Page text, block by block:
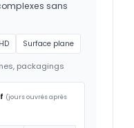
sans
Surface plane
packagings
(jours ouvrés après